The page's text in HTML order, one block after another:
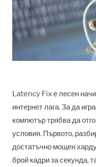
Latency Fix е лесен
интернет лага. За да
компютър трябва да
условия. Първото,
достатъчно мощен
брой кадри за секунда,